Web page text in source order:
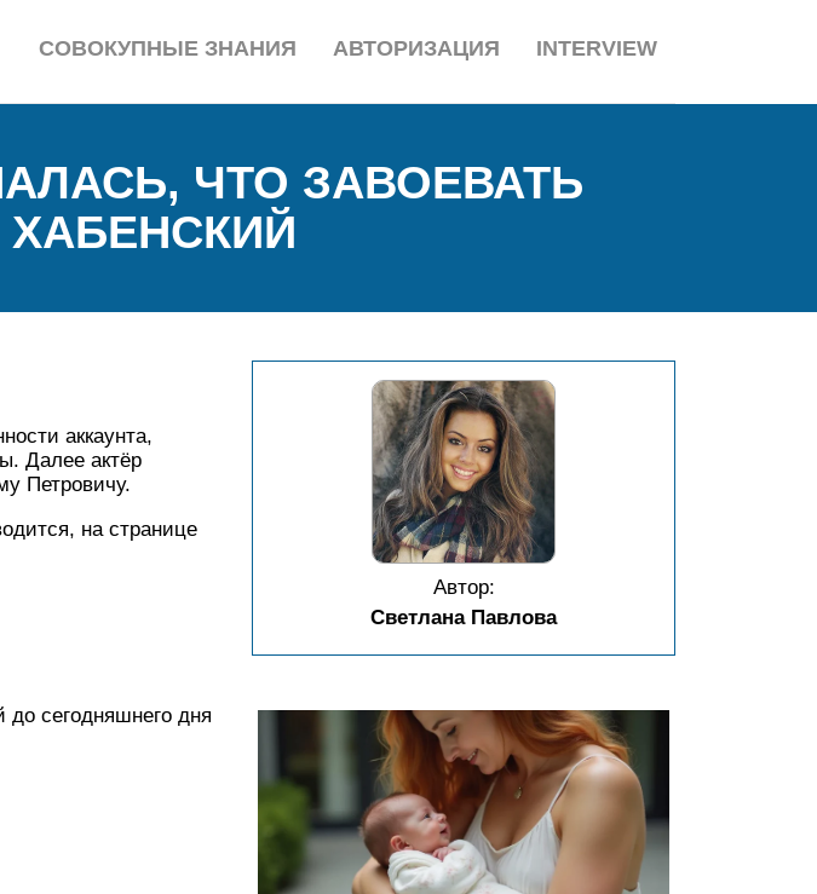
INTERVIEW
АВТОРИЗАЦИЯ
СОВОКУПНЫЕ ЗНАНИЯ
ЧТО ЗАВОЕВАТЬ
аккаунта,
Далее актёр
Петровичу.
на странице
до сегодняшнего дня
Автор:
Светлана Павлова